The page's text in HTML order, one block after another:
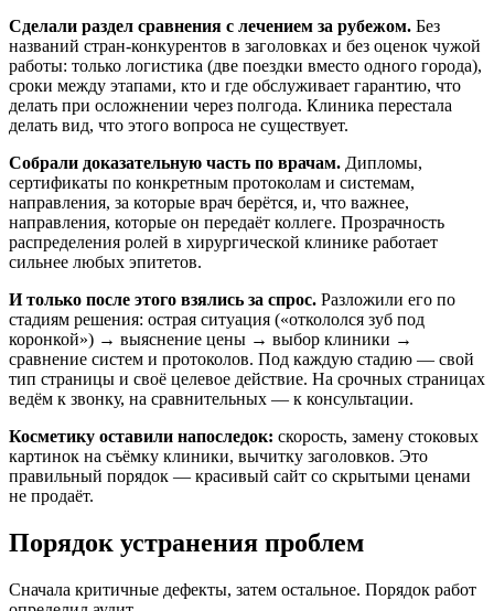
Сделали раздел сравнения с лечением за рубежом. Без
названий стран-конкурентов в заголовках и без оценок чужой
работы: только логистика (две поездки вместо одного города),
сроки между этапами, кто и где обслуживает гарантию, что
делать при осложнении через полгода. Клиника перестала
делать вид, что этого вопроса не существует.
Собрали доказательную часть по врачам. Дипломы,
сертификаты по конкретным протоколам и системам,
направления, за которые врач берётся, и, что важнее,
направления, которые он передаёт коллеге. Прозрачность
распределения ролей в хирургической клинике работает
сильнее любых эпитетов.
И только после этого взялись за спрос. Разложили его по
стадиям решения: острая ситуация («откололся зуб под
коронкой») → выяснение цены → выбор клиники →
сравнение систем и протоколов. Под каждую стадию — свой
тип страницы и своё целевое действие. На срочных страницах
ведём к звонку, на сравнительных — к консультации.
Косметику оставили напоследок: скорость, замену стоковых
картинок на съёмку клиники, вычитку заголовков. Это
правильный порядок — красивый сайт со скрытыми ценами
не продаёт.
Порядок устранения проблем
Сначала критичные дефекты, затем остальное. Порядок работ